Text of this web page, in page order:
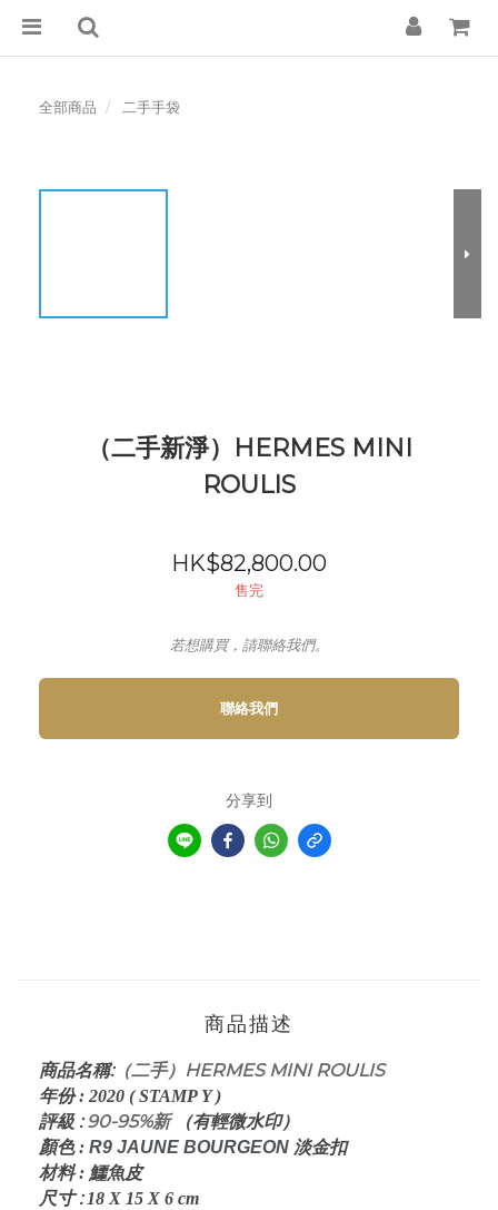
全部商品 二手手袋
（二手新淨）HERMES MINI
ROULIS
HK$82,800.00
售完
若想購買，請聯絡我們。
聯絡我們
分享到
商品描述
商品名稱:（二手）HERMES MINI ROULIS
年份: 2020 ( STAMP Y )
評級 :90-95%新（有輕微水印）
顏色: R9 JAUNE BOURGEON 淡金扣
材料: 鱷魚皮
尺寸: 18 X 15 X 6 cm